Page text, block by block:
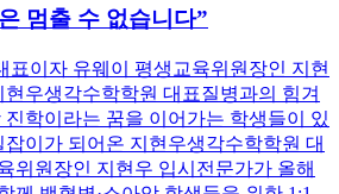
멈출 수 없습니다”
표이자 유웨이 평생교육위원장인 지현
우생각수학학원 대표질병과의 힘겨
학이라는 꿈을 이어가는 학생들이 있
이가 되어온 지현우생각수학학원 대
위원장인 지현우 입시전문가가 올해